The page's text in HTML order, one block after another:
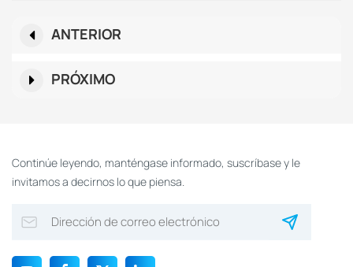
ANTERIOR
PRÓXIMO
Continúe leyendo, manténgase informado, suscríbase y le
invitamos a decirnos lo que piensa.